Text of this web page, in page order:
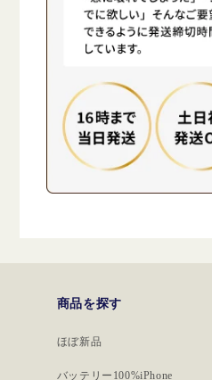
商品を探す
ほぼ新品
バッテリー100%iPhone